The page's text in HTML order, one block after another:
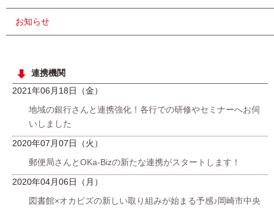
お知らせ
連携機関
2021年06月18日（金）
地域の銀行さんと連携強化！各行での研修やセミナーへお伺
いしました
2020年07月07日（火）
郵便局さんとOKa-Bizの新たな連携がスタートします！
2020年04月06日（月）
図書館×オカビズの新しい取り組みが始まる予感♪岡崎市中央